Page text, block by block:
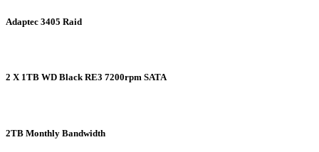
Adaptec 3405 Raid
2 X 1TB WD Black RE3 7200rpm SATA
2TB Monthly Bandwidth